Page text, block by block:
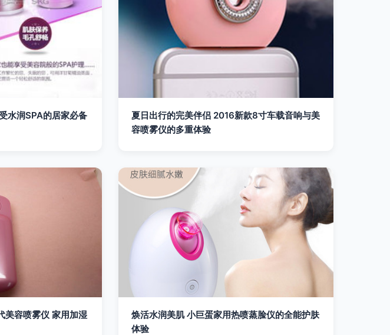
水润SPA的居家必备
夏日出行的完美伴侣 2016新款8寸车载音响与美
容喷雾仪的多重体验
美容喷雾仪 家用加湿
焕活水润美肌 小巨蛋家用热喷蒸脸仪的全能护肤
体验